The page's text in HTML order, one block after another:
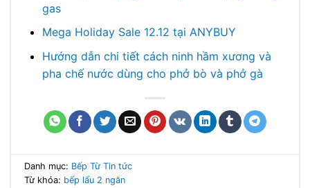
gas
Mega Holiday Sale 12.12 tại ANYBUY
Hướng dẫn chi tiết cách ninh hầm xương và
pha chế nước dùng cho phở bò và phở gà
Danh mục: Bếp Từ Tin tức
Từ khóa: bếp lẩu 2 ngăn